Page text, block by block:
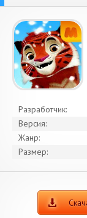
Разработчик:
Версия:
Жанр:
Размер: